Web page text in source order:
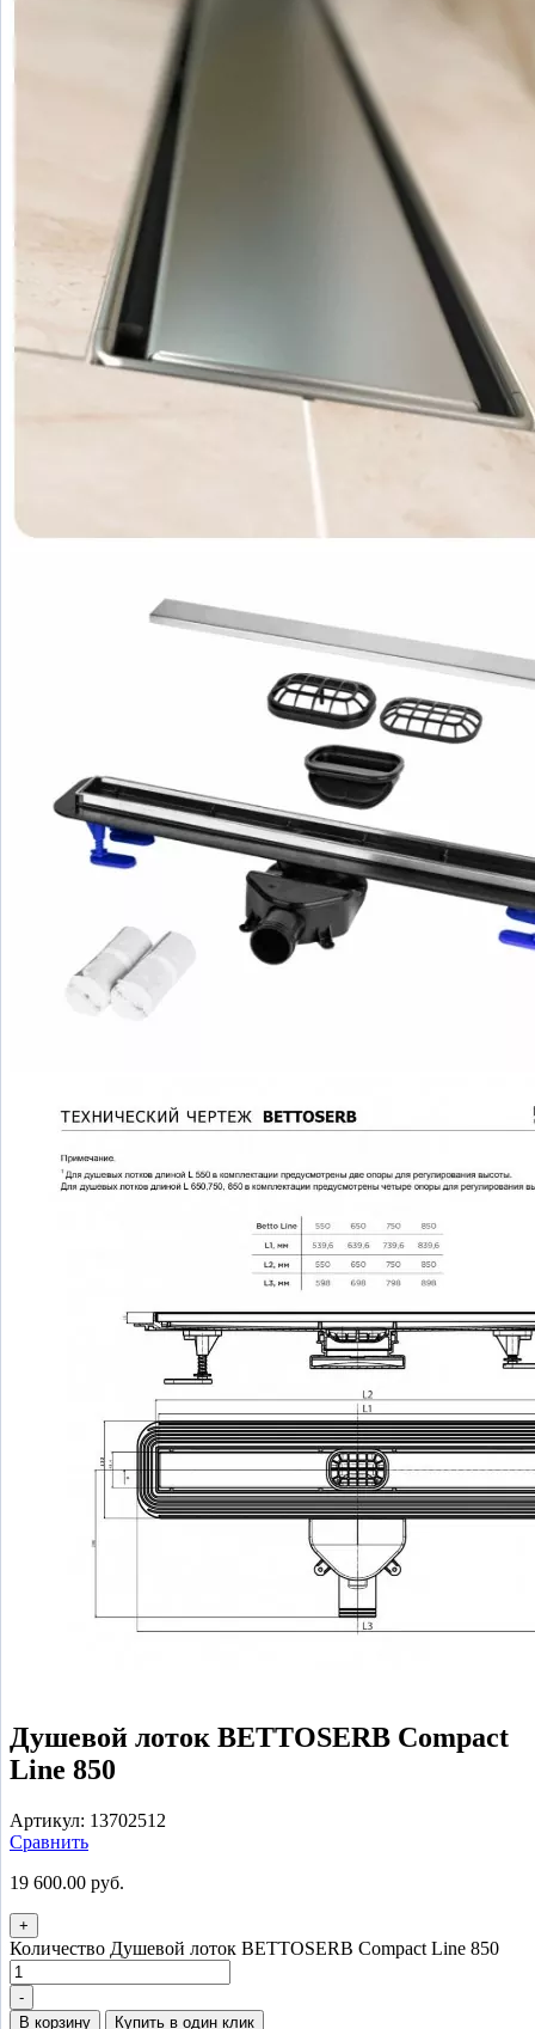
Душевой лоток BETTOSERB Compact
Line 850
Артикул: 13702512
Сравнить
19 600.00 руб.
+
Количество Душевой лоток BETTOSERB Compact Line 850
-
В корзину
Купить в один клик